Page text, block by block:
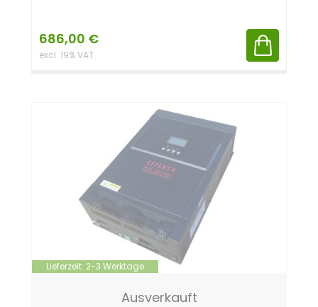
686,00 €
excl. 19% VAT
Lieferzeit: 2-3 Werktage
Ausverkauft